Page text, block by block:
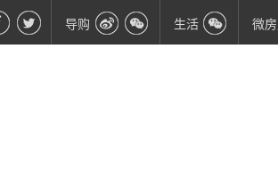
导购 生活 微